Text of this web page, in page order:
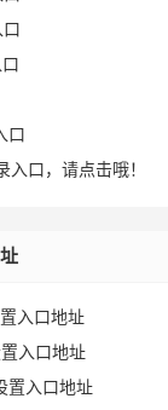
口
口，请点击哦！
入口地址
入口地址
置入口地址